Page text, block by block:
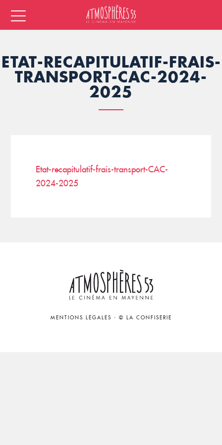
ETAT-RECAPITULATIF-FRAIS-
TRANSPORT-CAC-2024-
2025
Etat-recapitulatif-frais-transport-CAC-
2024-2025
MENTIONS LÉGALES - © LA CONFISERIE